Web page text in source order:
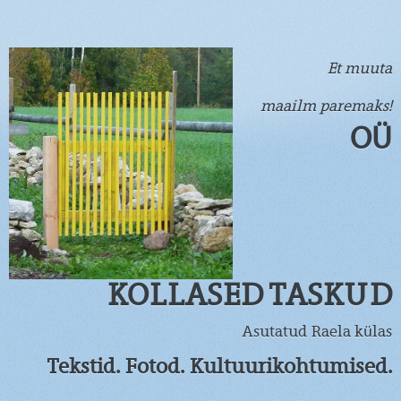
Et muuta
maailm paremaks!
OÜ
KOLLASED TASKUD
Asutatud Raela külas
Tekstid. Fotod. Kultuurikohtumised.